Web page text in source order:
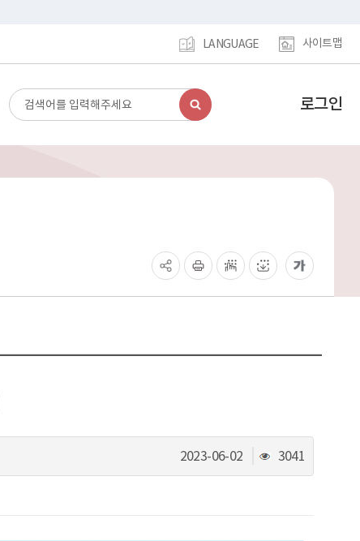
LANGUAGE 사이트맵
검
색
동
로그인
2023-06-02
조
회
3041